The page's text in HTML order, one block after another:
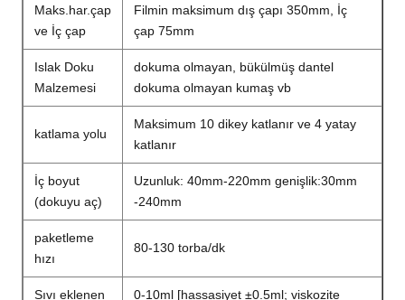
Maks.har.çap
ve İç çap
Filmin maksimum dış çapı 350mm, İç
çap 75mm
Islak Doku
Malzemesi
dokuma olmayan, bükülmüş dantel
dokuma olmayan kumaş vb
katlama yolu
Maksimum 10 dikey katlanır ve 4 yatay
katlanır
İç boyut
(dokuyu aç)
Uzunluk: 40mm-220mm genişlik:30mm
-240mm
paketleme
hızı
80-130 torba/dk
Sıvı eklenen
0-10ml [hassasiyet ±0.5ml; viskozite